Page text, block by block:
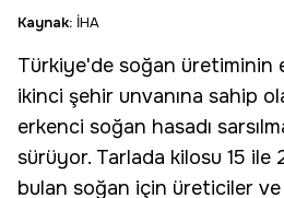
Kaynak: İHA
Türkiye'de soğan üretiminin
ikinci şehir unvanına sahip
erkenci soğan hasadı
sürüyor. Tarlada kilosu 15 ile
bulan soğan için üreticiler ve